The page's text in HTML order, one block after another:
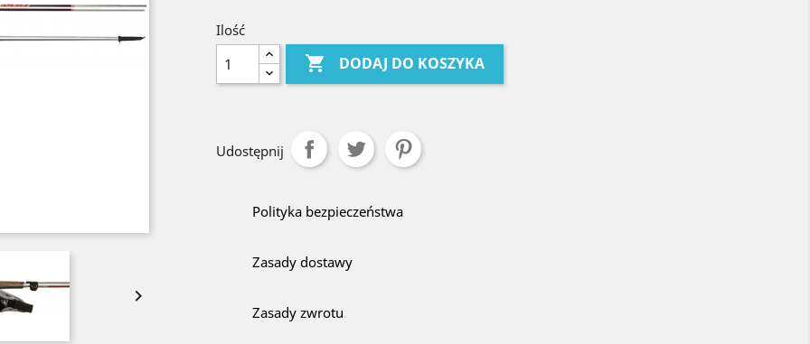

Ilość
 DODAJ DO KOSZYKA
Udostępnij
Polityka bezpieczeństwa
Zasady dostawy
Zasady zwrotu